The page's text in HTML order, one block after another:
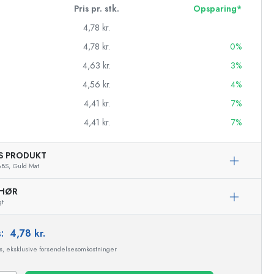
Pris pr. stk.
Opsparing*
4,78 kr.
4,78 kr.
0%
4,63 kr.
3%
4,56 kr.
4%
4,41 kr.
7%
4,41 kr. 7%
PRODUKT
Guld Mat
4,78 kr.
eksklusive forsendelsesomkostninger